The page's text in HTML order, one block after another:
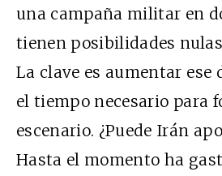
una campaña militar en
tienen posibilidades nulas
La clave es aumentar ese
el tiempo necesario para
escenario. ¿Puede Irán
Hasta el momento ha